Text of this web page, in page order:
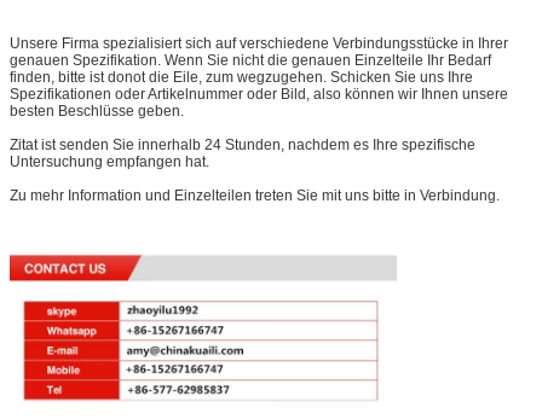
Unsere Firma spezialisiert sich auf verschiedene Verbindungsstücke in Ihrer
genauen Spezifikation. Wenn Sie nicht die genauen Einzelteile Ihr Bedarf
finden, bitte ist donot die Eile, zum wegzugehen. Schicken Sie uns Ihre
Spezifikationen oder Artikelnummer oder Bild, also können wir Ihnen unsere
besten Beschlüsse geben.
Zitat ist senden Sie innerhalb 24 Stunden, nachdem es Ihre spezifische
Untersuchung empfangen hat.
Zu mehr Information und Einzelteilen treten Sie mit uns bitte in Verbindung.